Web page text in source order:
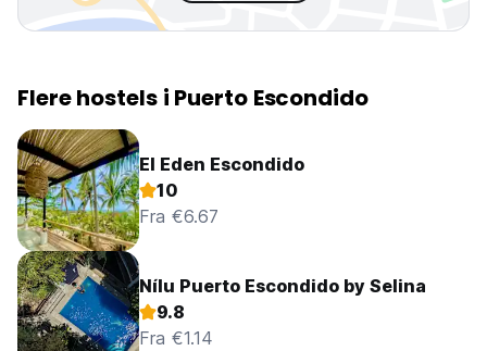
Flere hostels i Puerto Escondido
El Eden Escondido
10
Fra €6.67
Nílu Puerto Escondido by Selina
9.8
Fra €1.14